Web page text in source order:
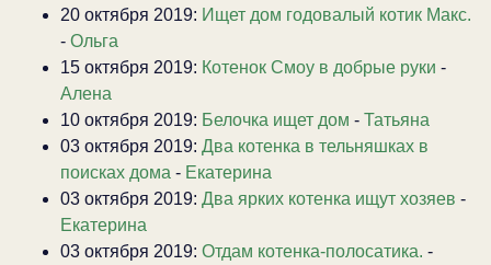
20 октября 2019: Ищет дом годовалый котик Макс.
- Ольга
15 октября 2019: Котенок Смоу в добрые руки -
Алена
10 октября 2019: Белочка ищет дом - Татьяна
03 октября 2019: Два котенка в тельняшках в
поисках дома - Екатерина
03 октября 2019: Два ярких котенка ищут хозяев -
Екатерина
03 октября 2019: Отдам котенка-полосатика. -